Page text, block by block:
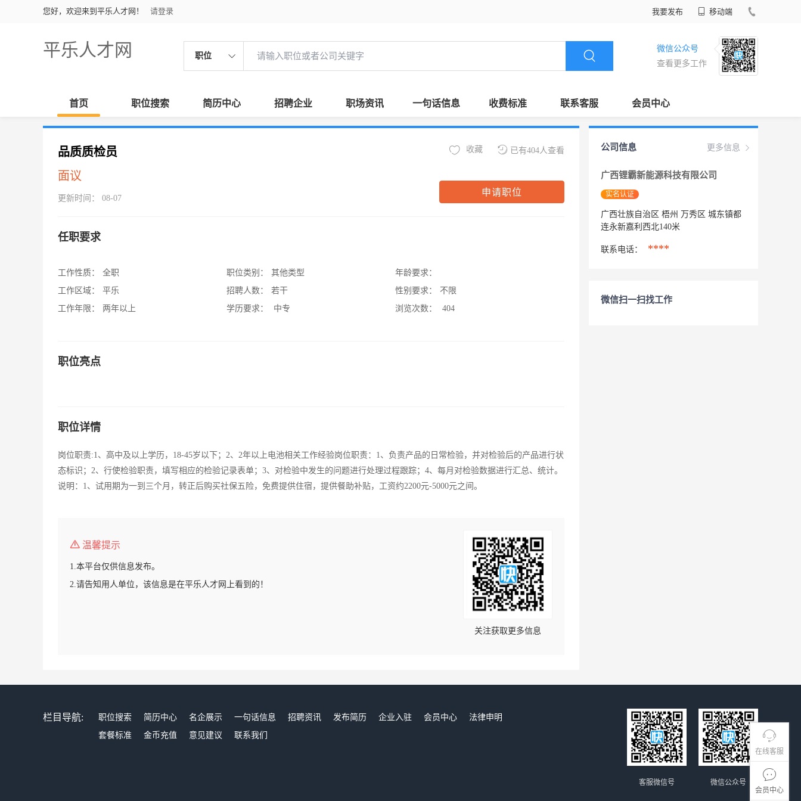
您好，欢迎来到平乐人才网！ 请登录 我要发布 移动端
平乐人才网 职位
微信公众号
查看更多工作
首页 职位搜索 简历中心 招聘企业 职场资讯 一句话信息 收费标准 联系客服 会员中心
在线客服
会员中心
品质质检员
面议
更新时间： 08-07
已有404人查看
收藏
申请职位
任职要求
工作性质：
全职
工作区域：
平乐
工作年限：
两年以上
职位类别：
其他类型
招聘人数：
若干
学历要求：
中专
年龄要求：
性别要求：
不限
浏览次数：
404
职位亮点
职位详情
岗位职责:1、高中及以上学历，18-45岁以下；2、2年以上电池相关工作经验岗位职责：1、负责产品的日常检验，并对检验后的产品进行状
态标识；2、行使检验职责，填写相应的检验记录表单；3、对检验中发生的问题进行处理过程跟踪；4、每月对检验数据进行汇总、统计。
说明：1、试用期为一到三个月，转正后购买社保五险，免费提供住宿，提供餐助补贴，工资约2200元-5000元之间。
温馨提示
1.本平台仅供信息发布。
2.请告知用人单位，该信息是在平乐人才网上看到的！
关注获取更多信息
更多信息
公司信息
广西锂霸新能源科技有限公司
实名认证
广西壮族自治区 梧州 万秀区 城东镇都
连永新嘉利西北140米
联系电话： ****
微信扫一扫找工作
栏目导航: 职位搜索 简历中心 名企展示 一句话信息 招聘资讯 发布简历 企业入驻 会员中心
法律申明
套餐标准
金币充值 意见建议 联系我们
微信公众号
客服微信号